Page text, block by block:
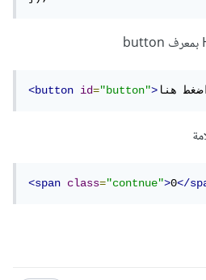
<button id="button"> هنا
<span class="contnue">0</